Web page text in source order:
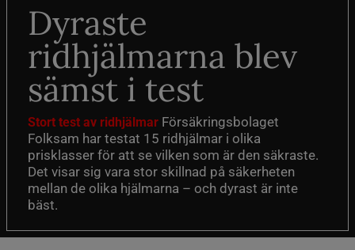
Dyraste
ridhjälmarna blev
sämst i test
Stort test av ridhjälmar Försäkringsbolaget
Folksam har testat 15 ridhjälmar i olika
prisklasser för att se vilken som är den säkraste.
Det visar sig vara stor skillnad på säkerheten
mellan de olika hjälmarna – och dyrast är inte
bäst.